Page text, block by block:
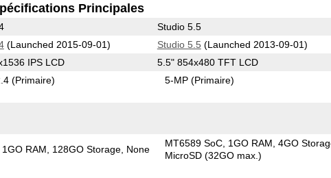
Principales
Studio 5.5
(Launched 2015-09-01) Studio 5.5 (Launched 2013-09-01)
IPS LCD 5.5" 854x480 TFT LCD
(Primaire) 5-MP(Primaire)
1GO RAM 128GO Storage None
MT6589 SoC 1GO RAM 4GO
MicroSD (32GO max.)